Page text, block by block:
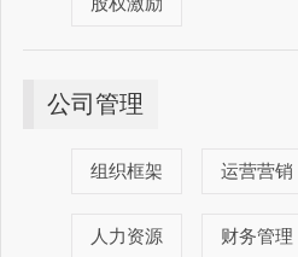
公司管理
组织框架 运营营销
人力资源 财务管理